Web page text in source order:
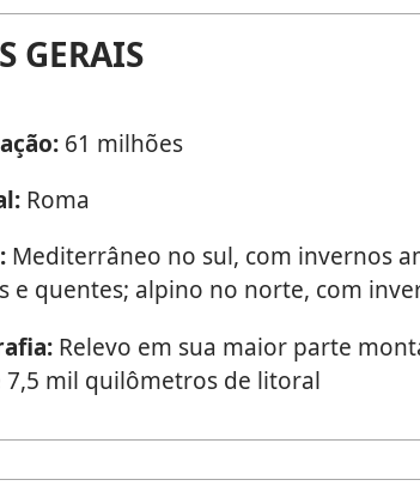
GERAIS
61 milhões
Roma
Mediterrâneo no sul, com invernos
e quentes; alpino no norte, com
Relevo em sua maior parte
7,5 mil quilômetros de litoral